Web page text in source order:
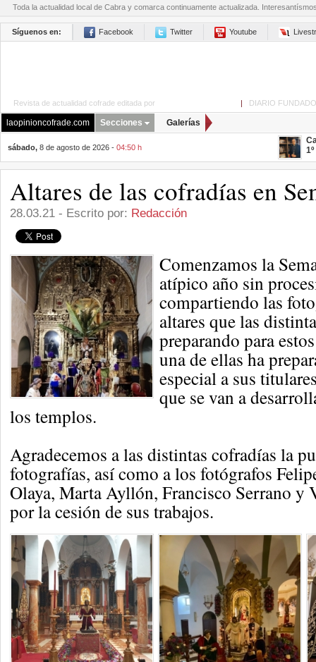
Toda la actualidad local de Cabra y comarca continuamente actualizada.
Síguenos en: Facebook Twitter Youtube
Revista de actualidad cofrade editada por | DIARIO
laopinioncofrade.com Secciones Galerías
sábado, 8 de agosto de 2026 - 04:50 h
Altares de las cofradías en
28.03.21 - Escrito por: Redacción
Comenzamos la
atípico año sin
compartiendo las
altares que las
preparando para
una de ellas ha
especial a sus
que se van a
los templos.
Agradecemos a las distintas cofradías la
fotografías, así como a los fotógrafos
Olaya, Marta Ayllón, Francisco Serrano y
por la cesión de sus trabajos.